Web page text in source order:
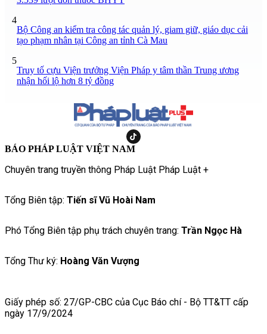
4
Bộ Công an kiểm tra công tác quản lý, giam giữ, giáo dục cải
tạo phạm nhân tại Công an tỉnh Cà Mau
5
Truy tố cựu Viện trưởng Viện Pháp y tâm thần Trung ương
nhận hối lộ hơn 8 tỷ đồng
BÁO PHÁP LUẬT VIỆT NAM
Chuyên trang truyền thông Pháp Luật Pháp Luật +
Tổng Biên tập: Tiến sĩ Vũ Hoài Nam
Phó Tổng Biên tập phụ trách chuyên trang: Trần Ngọc Hà
Tổng Thư ký: Hoàng Văn Vượng
Giấy phép số: 27/GP-CBC của Cục Báo chí - Bộ TT&TT cấp
ngày 17/9/2024